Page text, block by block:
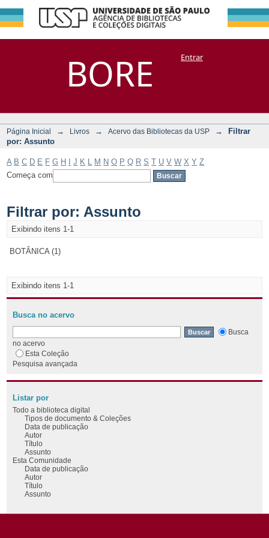
BORE
Filtrar por:
Assunto
DSpace/Manakin + CoriscoEntrar
Página Inicial → Livros → Acervo das Bibliotecas da USP →
Filtrar
por: Assunto
A B C D E F G H J K M N O P Q R S T U V W X Y Z
Começa com
Filtrar por: Assunto
Exibindo itens 1-1
BOTÂNICA (1)
Exibindo itens 1-1
Busca no acervo
Busca
no acervo
Esta Coleção
Pesquisa avançada
Listar por
Todo a biblioteca digital
Tipos de documento & Coleções
Data de publicação
Autor
Título
Assunto
Esta Comunidade
Data de publicação
Autor
Título
Assunto